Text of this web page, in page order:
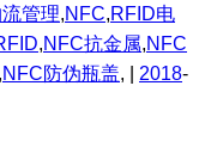
管理,NFC,RFID电
,NFC抗金属,NFC
,NFC防伪瓶盖, | 2018-